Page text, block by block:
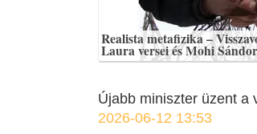
Realista metafizika –
Laura versei és Mohi
Újabb miniszter üzent a
2026-06-12 13:53